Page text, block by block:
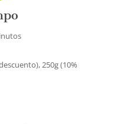
250g (10%